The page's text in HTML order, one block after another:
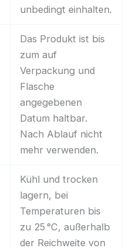
unbedingt einhalten.
Das Produkt ist bis
zum auf
Verpackung und
Flasche
angegebenen
Datum haltbar.
Nach Ablauf nicht
mehr verwenden.
Kühl und trocken
lagern, bei
Temperaturen bis
zu 25 °C, außerhalb
der Reichweite von